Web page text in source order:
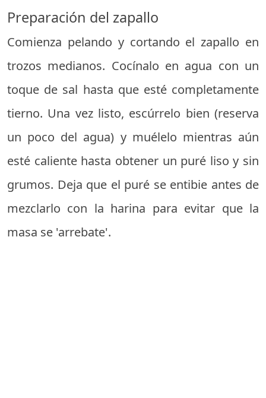
Preparación del zapallo
Comienza pelando y cortando el zapallo en
trozos medianos. Cocínalo en agua con un
toque de sal hasta que esté completamente
tierno. Una vez listo, escúrrelo bien (reserva
un poco del agua) y muélelo mientras aún
esté caliente hasta obtener un puré liso y sin
grumos. Deja que el puré se entibie antes de
mezclarlo con la harina para evitar que la
masa se 'arrebate'.